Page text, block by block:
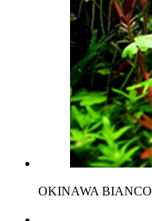
OKINAWA BIANCO